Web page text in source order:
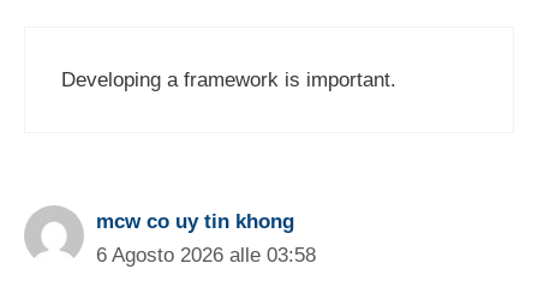
Developing a framework is important.
mcw co uy tin khong
6 Agosto 2026 alle 03:58